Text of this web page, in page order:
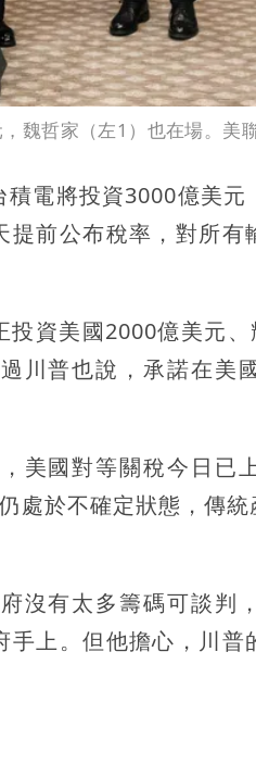
魏哲家（左1）也在場。美
電將投資3000億美
前公布稅率，對所有
資美國2000億美元
川普也說，承諾在美
美國對等關稅今日已
於不確定狀態，傳統
沒有太多籌碼可談判
上。但他擔心，川